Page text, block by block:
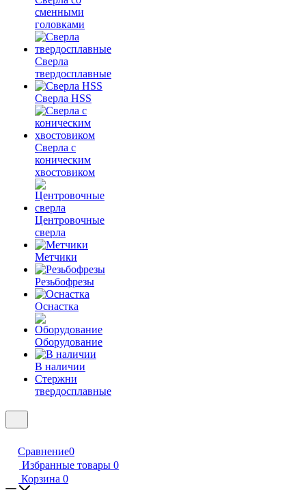
сменными
головками
Сверла
твердосплавные
Сверла HSS
Сверла с
коническим
хвостовиком
Центровочные
сверла
Метчики
Резьбофрезы
Оснастка
Оборудование
В наличии
Стержни
твердосплавные
Сравнение0
Избранные товары 0
Корзина 0